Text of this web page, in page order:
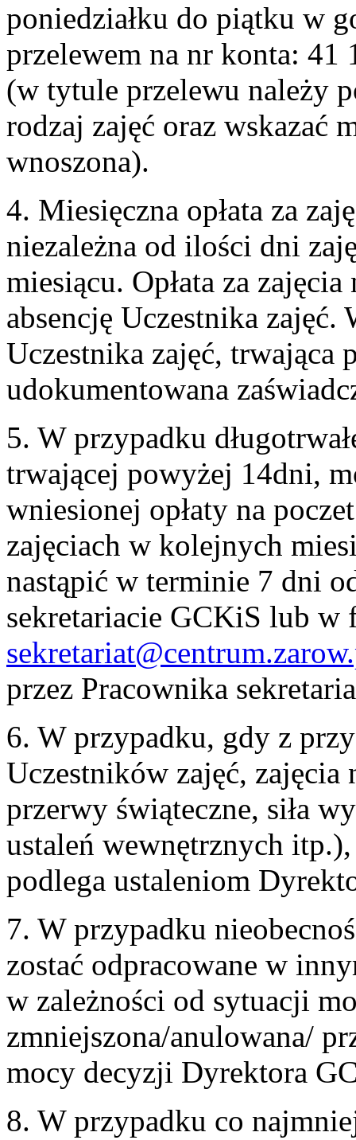
poniedziałku do piątku w
przelewem na nr konta: 41
(w tytule przelewu należy
rodzaj zajęć oraz wskazać
wnoszona).
4. Miesięczna opłata za
niezależna od ilości dni
miesiącu. Opłata za
absencję Uczestnika
Uczestnika zajęć, trwająca
udokumentowana
5. W przypadku
trwającej powyżej 14dni,
wniesionej opłaty na
zajęciach w kolejnych
nastąpić w terminie 7 dni
sekretariacie GCKiS lub w
przez Pracownika
6. W przypadku, gdy z
Uczestników zajęć, zajęcia
przerwy świąteczne, siła
ustaleń wewnętrznych
podlega ustaleniom
7. W przypadku
zostać odpracowane w
w zależności od sytuacji
zmniejszona/anulowana/
mocy decyzji Dyrektora
8. W przypadku co